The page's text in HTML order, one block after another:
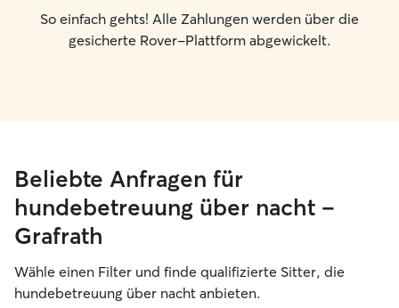
So einfach gehts! Alle Zahlungen werden über die
gesicherte Rover-Plattform abgewickelt.
Beliebte Anfragen für
hundebetreuung über nacht –
Grafrath
Wähle einen Filter und finde qualifizierte Sitter, die
hundebetreuung über nacht anbieten.